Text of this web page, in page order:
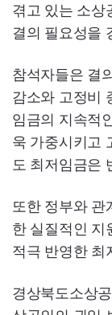
겪고 있는 소상
결의 필요성을
참석자들은 결
감소와 고정비
임금의 지속적
욱 가중시키고
도 최저임금은
또한 정부와 관
한 실질적인 지
적극 반영한 최
경상북도소상